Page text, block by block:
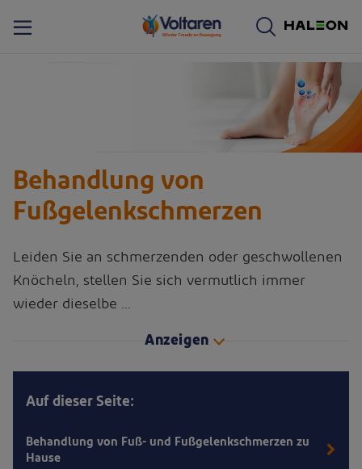
Behandlung von
Fußgelenkschmerzen
Leiden Sie an schmerzenden oder geschwollenen
Knöcheln, stellen Sie sich vermutlich immer
wieder dieselbe ...
Anzeigen
Auf dieser Seite:
Behandlung von Fuß- und Fußgelenkschmerzen zu
Hause